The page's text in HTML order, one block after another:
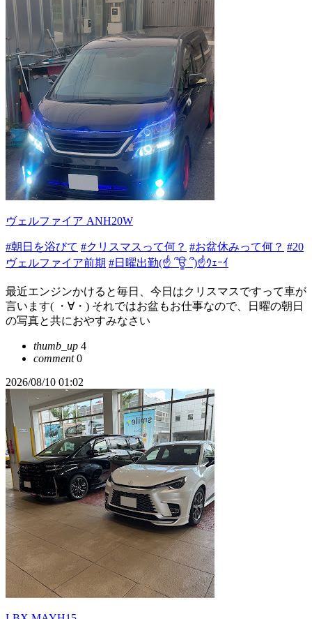
ヴェルファイア ANH20W
#朝日を浴びて #クリスマスって何？ #お盆休みって何？ #20
ヴェルファイア前期 #日曜出勤(☝ ՞ਊ ՞)☝ｳｪｰｲ
最近エンジンかけると毎日、今日はクリスマスですって車が
言います( ・∀・) それではお盆もお仕事なので、日曜の朝日
の写真と共におやすみなさい
thumb_up 4
comment0
2026/08/10 01:02